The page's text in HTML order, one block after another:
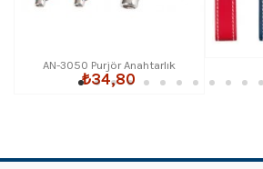
AN-3050 Purjör Anahtarlık
₺34,80